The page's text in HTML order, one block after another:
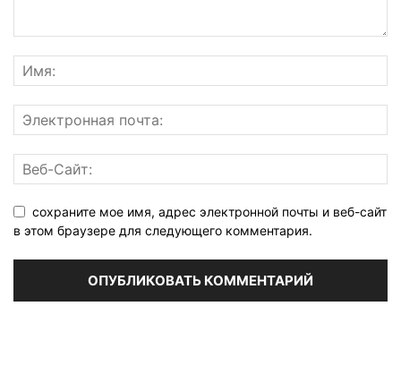
сохраните мое имя, адрес электронной почты и веб-сайт
в этом браузере для следующего комментария.